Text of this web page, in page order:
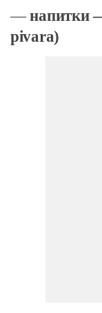
—напитки
pivara)